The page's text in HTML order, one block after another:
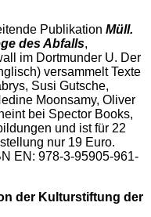
Publikation Müll.
des Abfalls,
im Dortmunder U. Der
versammelt Texte
Susi Gutsche,
Moonsamy, Oliver
bei Spector Books,
und ist für 22
nur 19 Euro.
EN: 978-3-95905-961-
der Kulturstiftung der